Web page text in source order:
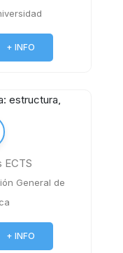
León:
+ INFO
estructura,
ECTS
General de
+ INFO